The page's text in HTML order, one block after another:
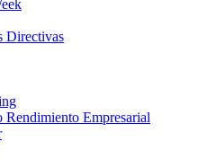
Directivas
Rendimiento Empresarial